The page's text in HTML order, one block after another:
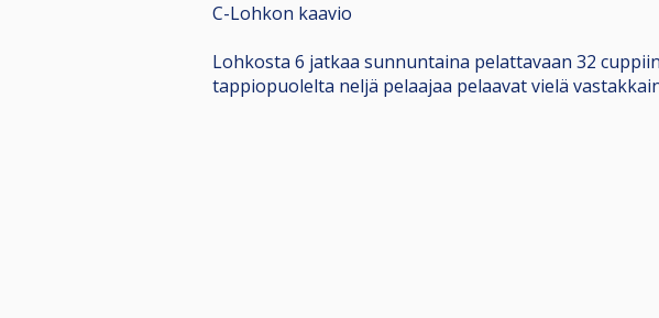
C-Lohkon kaavio
Lohkosta 6 jatkaa sunnuntaina pelattavaan 32
tappiopuolelta neljä pelaajaa pelaavat vielä